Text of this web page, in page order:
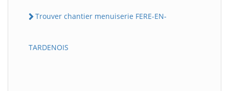
Trouver chantier menuiserie FERE-EN-
TARDENOIS